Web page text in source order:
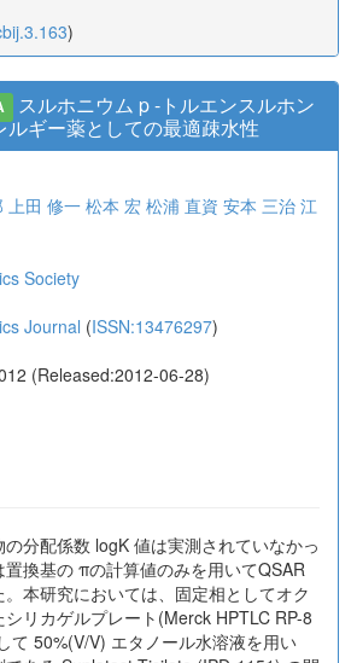
)
スルホニウム p -トルエンスルホン
ギー薬としての最適疎水性
上田 修一 松本 宏 松浦 直資 安本 三治 江
Society
Journal (ISSN:13476297)
(Released:2012-06-28)
分配係数 logK 値は実測されていなかっ
換基の πの計算値のみを用いてQSAR
本研究においては、固定相としてオク
リカゲルプレート(Merck HPTLC RP-8
て 50%(V/V) エタノール水溶液を用い